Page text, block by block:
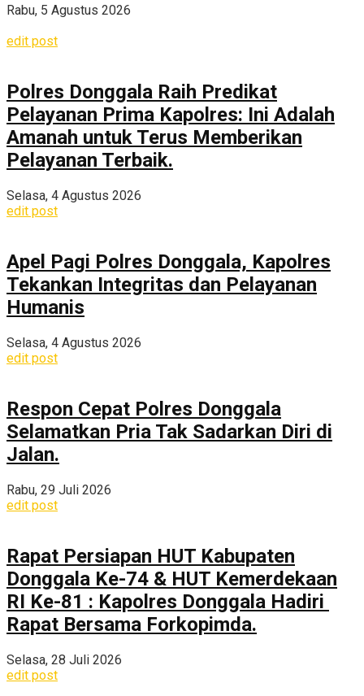
Rabu, 5 Agustus 2026
edit post
Polres Donggala Raih Predikat
Pelayanan Prima Kapolres: Ini Adalah
Amanah untuk Terus Memberikan
Pelayanan Terbaik.
Selasa, 4 Agustus 2026
edit post
Apel Pagi Polres Donggala, Kapolres
Tekankan Integritas dan Pelayanan
Humanis
Selasa, 4 Agustus 2026
edit post
Respon Cepat Polres Donggala
Selamatkan Pria Tak Sadarkan Diri di
Jalan.
Rabu, 29 Juli 2026
edit post
Rapat Persiapan HUT Kabupaten
Donggala Ke-74 & HUT Kemerdekaan
RI Ke-81 : Kapolres Donggala Hadiri
Rapat Bersama Forkopimda.
Selasa, 28 Juli 2026
edit post